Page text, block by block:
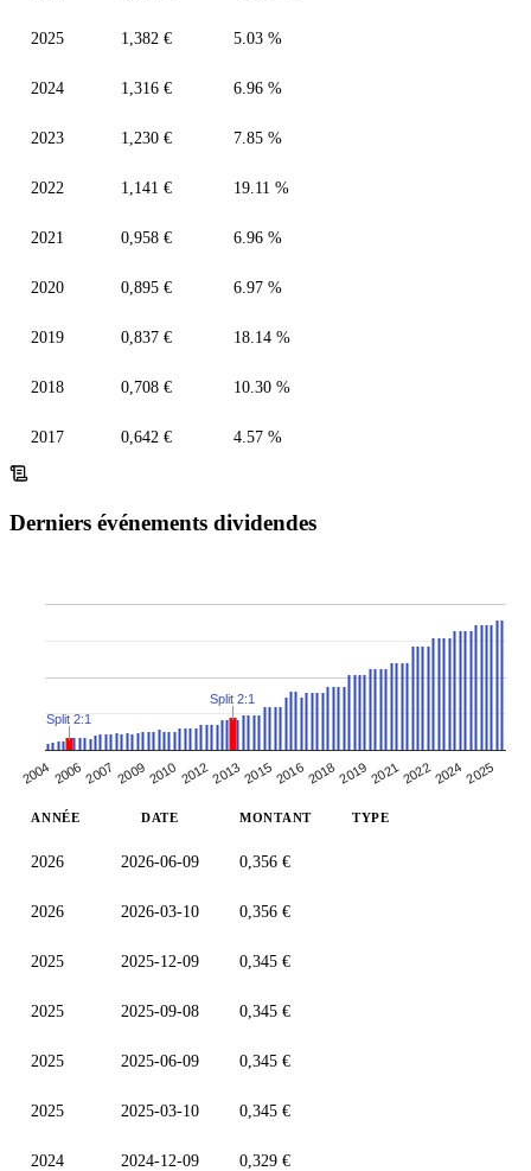
2025 1,382 € 5.03 %
2024 1,316 € 6.96 %
2023 1,230 € 7.85 %
2022 1,141 € 19.11 %
2021 0,958 € 6.96 %
2020 0,895 € 6.97 %
2019 0,837 € 18.14 %
2018 0,708 € 10.30 %
2017 0,642 € 4.57 %
Derniers événements dividendes
2004 20062007 20092010 2012201320152016201820192021202220242025
Split 2:1
Split 2:1
ANNÉE DATE MONTANT TYPE
2026 2026-06-09 0,356 €
2026 2026-03-10 0,356 €
2025 2025-12-09 0,345 €
2025 2025-09-08 0,345 €
2025 2025-06-09 0,345 €
2025 2025-03-10 0,345 €
2024 2024-12-09 0,329 €